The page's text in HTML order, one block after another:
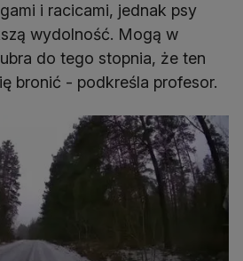
i racicami, jednak psy
wydolność. Mogą w
do tego stopnia, że ten
bronić - podkreśla profesor.